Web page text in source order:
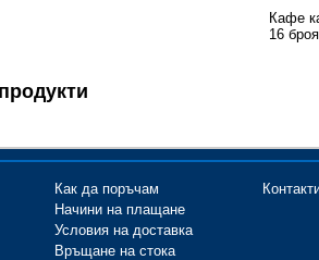
Кафе
16
Как да поръчам
Начини на плащане
Условия на доставка
Връщане на стока